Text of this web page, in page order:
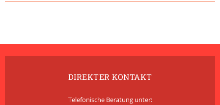
DIREKTER KONTAKT
Telefonische Beratung unter: